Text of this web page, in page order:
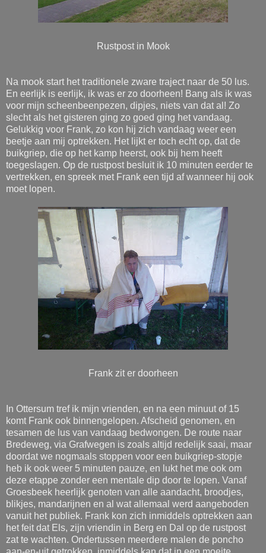
Rustpost in Mook
Na mook start het traditionele zware traject naar de 50 lus.
En eerlijk is eerlijk, ik was er zo doorheen! Bang als ik was
voor mijn scheenbeenpezen, dipjes, niets van dat al! Zo
slecht als het gisteren ging zo goed ging het vandaag.
Gelukkig voor Frank, zo kon hij zich vandaag weer een
beetje aan mij optrekken. Het lijkt er toch echt op, dat de
buikgriep, die op het kamp heerst, ook bij hem heeft
toegeslagen. Op de rustpost besluit ik 10 minuten eerder te
vertrekken, en spreek met Frank een tijd af wanneer hij ook
moet lopen.
Frank zit er doorheen
In Ottersum tref ik mijn vrienden, en na een minuut of 15
komt Frank ook binnengelopen. Afscheid genomen, en
tesamen de lus van vandaag bedwongen. De route naar
Bredeweg, via Grafwegen is zoals altijd redelijk saai, maar
doordat we nogmaals stoppen voor een buikgriep-stopje
heb ik ook weer 5 minuten pauze, en lukt het me ook om
deze etappe zonder een mentale dip door te lopen. Vanaf
Groesbeek heerlijk genoten van alle aandacht, broodjes,
blikjes, mandarijnen en al wat allemaal werd aangeboden
vanuit het publiek. Frank kon zich inmiddels optrekken aan
het feit dat Els, zijn vriendin in Berg en Dal op de rustpost
zat te wachten. Ondertussen meerdere malen de poncho